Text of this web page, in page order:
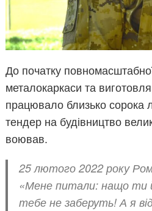
До початку
металокаркаси та
працювало близько сорока
тендер на будівництво
воював.
25 лютого 2022 року
«Мене питали: нащо ти
тебе не заберуть! А я